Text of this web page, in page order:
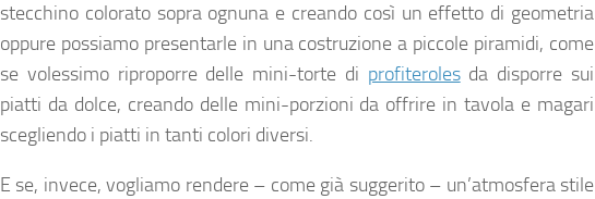
stecchino colorato sopra ognuna e creando così un effetto di geometria
oppure possiamo presentarle in una costruzione a piccole piramidi, come
se volessimo riproporre delle mini-torte di profiterolesda disporre sui
piatti da dolce, creando delle mini-porzioni da offrire in tavola e magari
scegliendo i piatti in tanti colori diversi.
E se, invece, vogliamo rendere – come già suggerito – un’atmosfera stile